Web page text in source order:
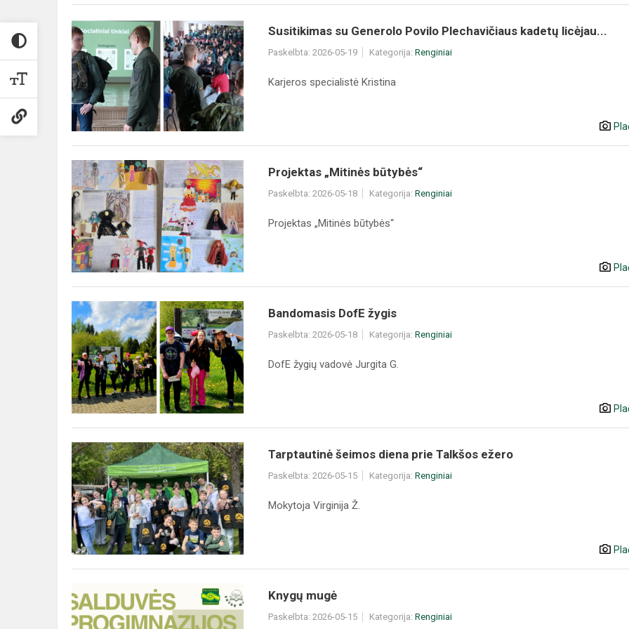
Susitikimas su Generolo Povilo Plechavičiaus kadetų licėjau...
Paskelbta: 2026-05-19 Kategorija: Renginiai
Karjeros specialistė Kristina
Projektas „Mitinės būtybės“
Paskelbta: 2026-05-18 Kategorija: Renginiai
Projektas „Mitinės būtybės“
Bandomasis DofE žygis
Paskelbta: 2026-05-18 Kategorija: Renginiai
DofE žygių vadovė Jurgita G.
Tarptautinė šeimos diena prie Talkšos ežero
Paskelbta: 2026-05-15 Kategorija: Renginiai
Mokytoja Virginija Ž.
Knygų mugė
Paskelbta: 2026-05-15 Kategorija: Renginiai